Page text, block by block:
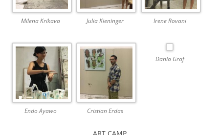
Milena Krikava Julia Kieninger Irene Rovani
Endo Ayawo Cristian Erdas
Dania Graf